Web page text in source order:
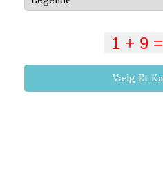
Vælg Et